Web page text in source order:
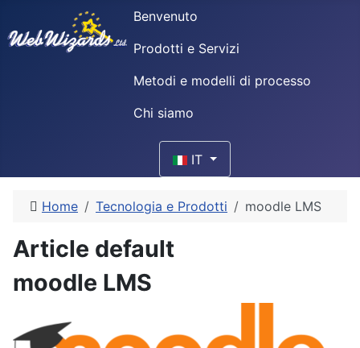
Benvenuto
Prodotti e Servizi
Metodi e modelli di processo
Chi siamo
Seleziona la tua lingua
IT
Home Tecnologia e Prodotti moodle LMS
Article default
moodle LMS